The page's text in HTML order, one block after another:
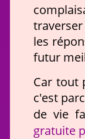
les
futur
Car tout
c'est
de vie
gratuite